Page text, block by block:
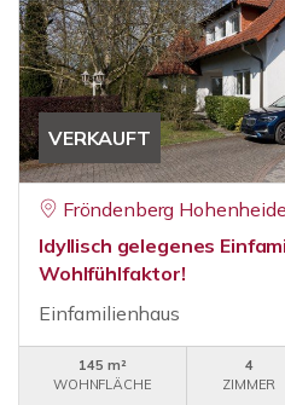
VERKAUFT
Fröndenberg Hohenheide
Idyllisch gelegenes
Wohlfühlfaktor!
Einfamilienhaus
145 m²
WOHNFLÄCHE
4
ZIMMER